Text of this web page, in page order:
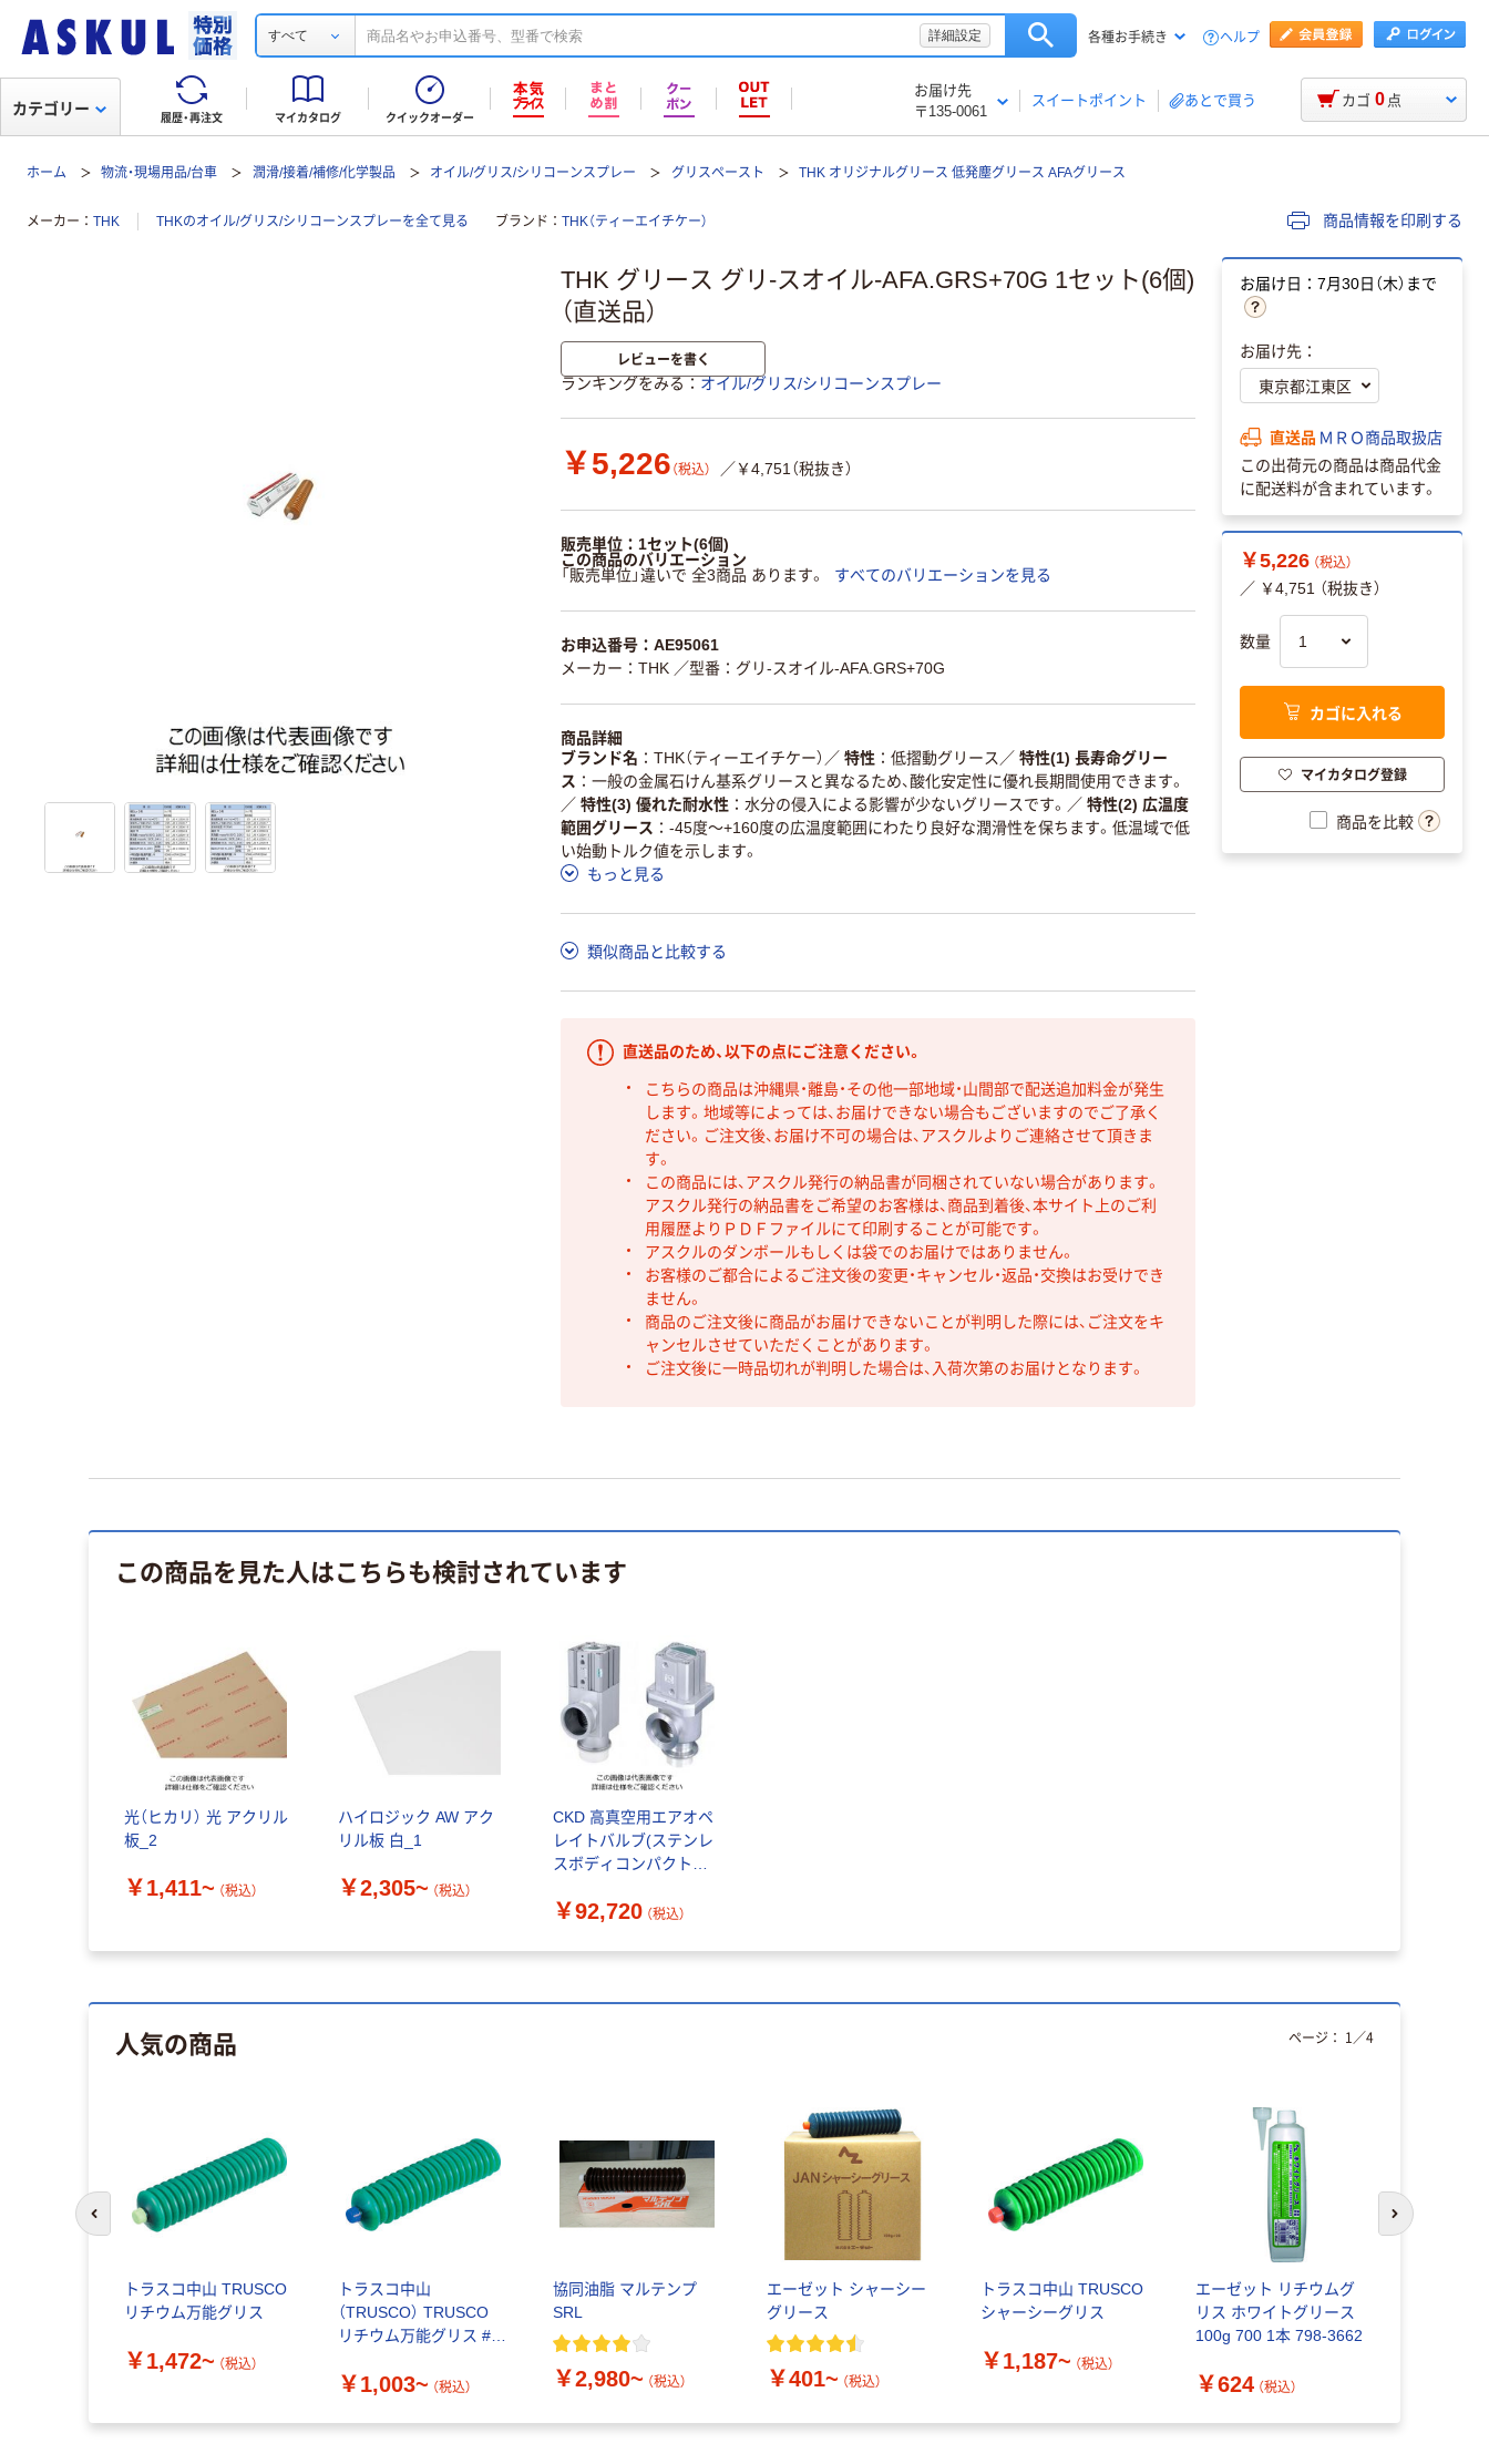
すべて 詳細設定 各種お手続き ヘルプ
履歴・再注文 マイカタログ クイックオーダー
お届け先
〒135-0061
スイートポイント あとで買う
カテゴリー カゴ 0 点
ホーム 物流・現場用品/台車 潤滑/接着/補修/化学製品 オイル/グリス/シリコーンスプレー グリスペースト THK オリジナルグリース 低発塵グリース AFAグリース
メーカー THK THKのオイル/グリス/シリコーンスプレーを全て見る ブランド THK（ティーエイチケー） 商品情報を印刷する
THK グリース グリ-スオイル-AFA.GRS+70G 1セット(6個)
（直送品）
レビューを書く
ランキングをみる オイル/グリス/シリコーンスプレー
￥5,226 （税込） ／￥4,751（税抜き）
販売単位：1セット(6個)
この商品のバリエーション
「販売単位」違いで 全3商品 あります。
すべてのバリエーションを見る
お申込番号：AE95061
メーカー：THK ／型番：グリ-スオイル-AFA.GRS+70G
商品詳細
ブランド名
THK（ティーエイチケー） ／ 特性 低摺動グリース ／ 特性(1) 長寿命グリー
ス
一般の金属石けん基系グリースと異なるため、酸化安定性に優れ長期間使用できます。
／ 特性(3) 優れた耐水性 水分の侵入による影響が少ないグリースです。 ／ 特性(2) 広温度
範囲グリース
-45度～+160度の広温度範囲にわたり良好な潤滑性を保ちます。低温域で低
い始動トルク値を示します。
もっと見る
類似商品と比較する
直送品のため、以下の点にご注意ください。
こちらの商品は沖縄県・離島・その他一部地域・山間部で配送追加料金が発生
します。地域等によっては、お届けできない場合もございますのでご了承く
ださい。ご注文後、お届け不可の場合は、アスクルよりご連絡させて頂きま
す。
この商品には、アスクル発行の納品書が同梱されていない場合があります。
アスクル発行の納品書をご希望のお客様は、商品到着後、本サイト上のご利
用履歴よりＰＤＦファイルにて印刷することが可能です。
アスクルのダンボールもしくは袋でのお届けではありません。
お客様のご都合によるご注文後の変更・キャンセル・返品・交換はお受けでき
ません。
商品のご注文後に商品がお届けできないことが判明した際には、ご注文をキ
ャンセルさせていただくことがあります。
ご注文後に一時品切れが判明した場合は、入荷次第のお届けとなります。
お届け日：7月30日（木）まで
お届け先：
直送品 ＭＲＯ商品取扱店
この出荷元の商品は商品代金
に配送料が含まれています。
￥5,226 （税込）
／ ￥4,751 （税抜き）
数量
カゴに入れる
マイカタログ登録
商品を比較
この商品を見た人はこちらも検討されています
光（ヒカリ） 光 アクリル
板_2
￥1,411~ （税込）
ハイロジック AW アク
リル板 白_1
￥2,305~ （税込）
CKD 高真空用エアオペ
レイトバルブ(ステンレ
スボディコンパクトタ
（直送品）
￥92,720 （税込）
人気の商品
トラスコ中山 TRUSCO
リチウム万能グリス
￥1,472~ （税込）
トラスコ中山
（TRUSCO） TRUSCO
リチウム万能グリス #0
￥1,003~ （税込）
協同油脂 マルテンプ
SRL
￥2,980~ （税込）
エーゼット シャーシー
グリース
￥401~ （税込）
トラスコ中山 TRUSCO
シャーシーグリス
￥1,187~ （税込）
エーゼット リチウムグ
リス ホワイトグリース
100g 700 1本 798-3662
￥624 （税込）
ページ： 1 ／4
前のスライドへ 次のスライド